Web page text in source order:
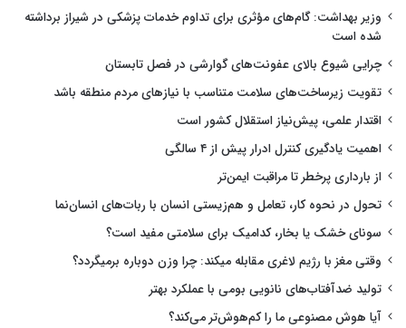
وزیر بهداشت: گام‌های مؤثری برای تداوم خدمات پزشکی در شیراز برداشته
شده است
چرایی شیوع بالای عفونت‌های گوارشی در فصل تابستان
تقویت زیرساخت‌های سلامت متناسب با نیازهای مردم منطقه باشد
اقتدار علمی، پیش‌نیاز استقلال کشور است
اهمیت یادگیری کنترل ادرار پیش از ۴ سالگی
از بارداری پرخطر تا مراقبت ایمن‌تر
تحول در نحوه کار، تعامل و هم‌زیستی انسان با ربات‌های انسان‌نما
سونای خشک یا بخار، کدامیک برای سلامتی مفید است؟
وقتی مغز با رژیم لاغری مقابله میکند: چرا وزن دوباره برمیگردد؟
تولید ضدآفتاب‌های نانویی بومی با عملکرد بهتر
آیا هوش مصنوعی ما را کم‌هوش‌تر می‌کند؟